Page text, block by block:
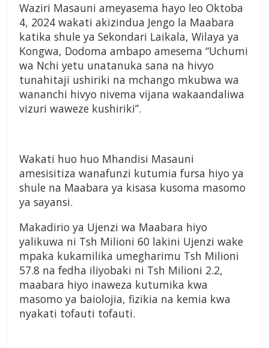
Waziri Masauni ameyasema hayo leo Oktoba
4, 2024 wakati akizindua Jengo la Maabara
katika shule ya Sekondari Laikala, Wilaya ya
Kongwa, Dodoma ambapo amesema “Uchumi
wa Nchi yetu unatanuka sana na hivyo
tunahitaji ushiriki na mchango mkubwa wa
wananchi hivyo nivema vijana wakaandaliwa
vizuri waweze kushiriki”.
Wakati huo huo Mhandisi Masauni
amesisitiza wanafunzi kutumia fursa hiyo ya
shule na Maabara ya kisasa kusoma masomo
ya sayansi.
Makadirio ya Ujenzi wa Maabara hiyo
yalikuwa ni Tsh Milioni 60 lakini Ujenzi wake
mpaka kukamilika umegharimu Tsh Milioni
57.8 na fedha iliyobaki ni Tsh Milioni 2.2,
maabara hiyo inaweza kutumika kwa
masomo ya baiolojia, fizikia na kemia kwa
nyakati tofauti tofauti.